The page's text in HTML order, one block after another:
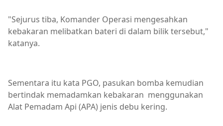
"Sejurus tiba, Komander Operasi mengesahkan
kebakaran melibatkan bateri di dalam bilik tersebut,"
katanya.
Sementara itu kata PGO, pasukan bomba kemudian
bertindak memadamkan kebakaran menggunakan
Alat Pemadam Api (APA) jenis debu kering.